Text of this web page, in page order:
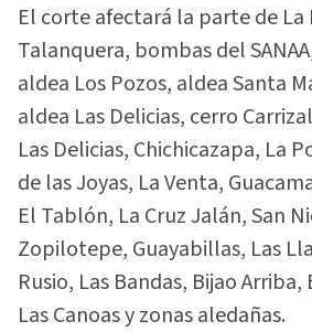
El corte afectará la parte de
Talanquera, bombas del
aldea Los Pozos, aldea Santa
aldea Las Delicias, cerro
Las Delicias, Chichicazapa, La
de las Joyas, La Venta,
El Tablón, La Cruz Jalán, San
Zopilotepe, Guayabillas, Las
Rusio, Las Bandas, Bijao
Las Canoas y zonas aledañas.